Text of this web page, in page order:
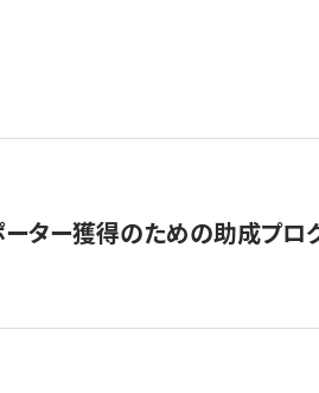
ター獲得のための助成プロ